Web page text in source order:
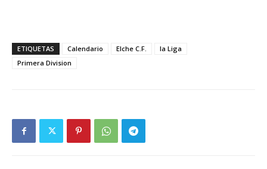
ETIQUETAS Calendario Elche C.F.
la Liga
Primera Division